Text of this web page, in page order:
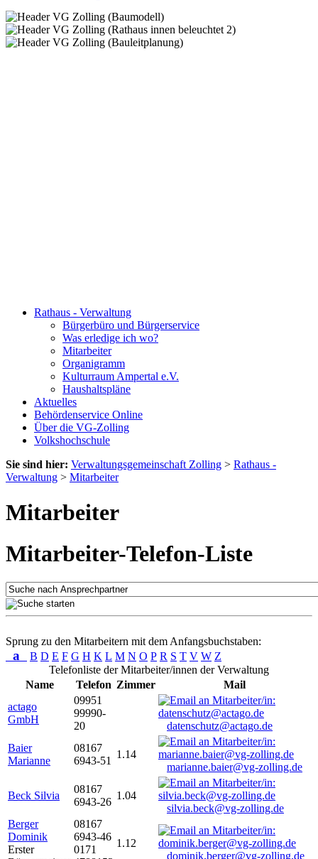
Rathaus - Verwaltung
Bürgerbüro und Bürgerservice
Was erledige ich wo?
Mitarbeiter
Organigramm
Kulturraum Ampertal e.V.
Haushaltspläne
Aktuelles
Behördenservice Online
Über die VG-Zolling
Volkshochschule
Sie sind hier: Verwaltungsgemeinschaft Zolling > Rathaus -
Verwaltung > Mitarbeiter
Mitarbeiter
Mitarbeiter-Telefon-Liste
Sprung zu den Mitarbeitern mit dem Anfangsbuchstaben:
a B D E F G H K L M N O P R S T V W Z
Telefonliste der Mitarbeiter/innen der Verwaltung
Name
Telefon Zimmer
Mail
actago
GmbH
09951
99990-
20
datenschutz@actago.de
Baier
Marianne
08167
6943-51
1.14
marianne.baier@vg-zolling.de
Beck Silvia
08167
6943-26
1.04
silvia.beck@vg-zolling.de
Berger
Dominik
Erster
08167
6943-46
0171
1.12
dominik.berger@vg-zolling.de